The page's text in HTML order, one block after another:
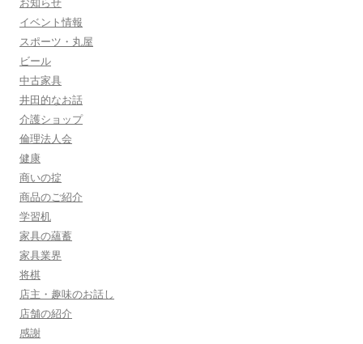
ン
イベント情報
スポーツ・丸屋
ビール
中古家具
井田的なお話
介護ショップ
倫理法人会
健康
商いの掟
商品のご紹介
学習机
家具の蘊蓄
家具業界
将棋
店主・趣味のお話し
店舗の紹介
感謝